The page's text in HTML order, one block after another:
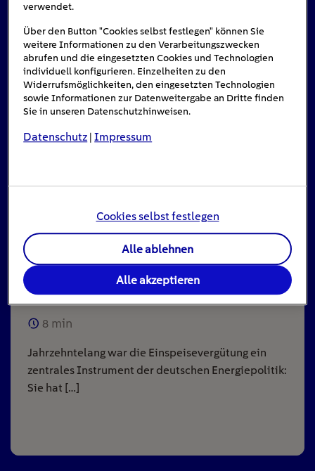
Das könnte Sie auch interessieren
#Solarenergie
Einspeisevergütung für Photovoltaik-
Anlagen
8 min
Jahrzehntelang war die Einspeisevergütung ein
zentrales Instrument der deutschen Energiepolitik:
Sie hat […]
verwendet.
Über den Button "Cookies selbst festlegen" können Sie
weitere Informationen zu den Verarbeitungszwecken
abrufen und die eingesetzten Cookies und Technologien
individuell konfigurieren. Einzelheiten zu den
Widerrufsmöglichkeiten, den eingesetzten Technologien
sowie Informationen zur Datenweitergabe an Dritte finden
Sie in unseren Datenschutzhinweisen.
Datenschutz |Impressum
Cookies selbst festlegen
Alle ablehnen
Alle akzeptieren